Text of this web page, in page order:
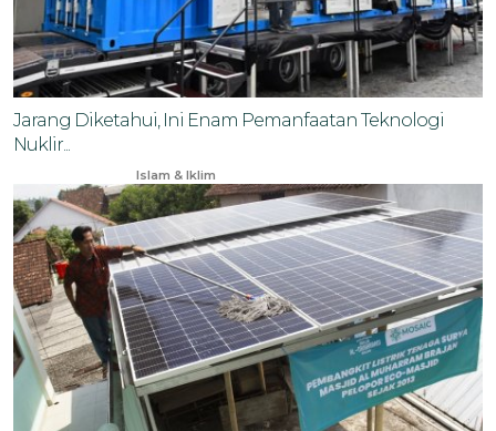
Jarang Diketahui, Ini Enam Pemanfaatan Teknologi
Nuklir...
Islam & Iklim